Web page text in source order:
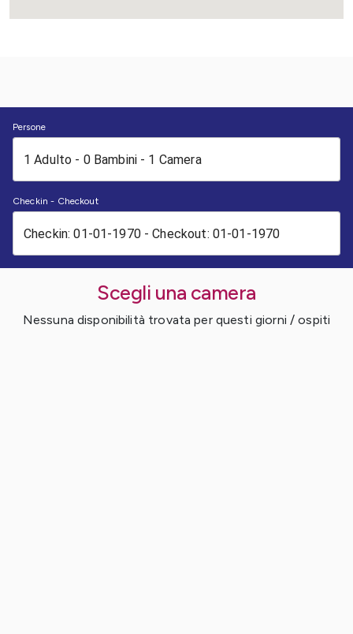
Persone
Checkin - Checkout
Scegli una camera
Nessuna disponibilità trovata per questi giorni / ospiti